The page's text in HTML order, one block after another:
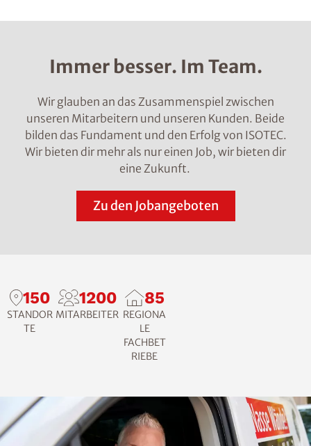
Immer besser. Im Team.
Wir glauben an das Zusammenspiel zwischen
unseren Mitarbeitern und unseren Kunden. Beide
bilden das Fundament und den Erfolg von ISOTEC.
Wir bieten dir mehr als nur einen Job, wir bieten dir
eine Zukunft.
Zu den Jobangeboten
150
STANDOR
TE
1200
MITARBEITER
85
REGIONA
LE
FACHBET
RIEBE